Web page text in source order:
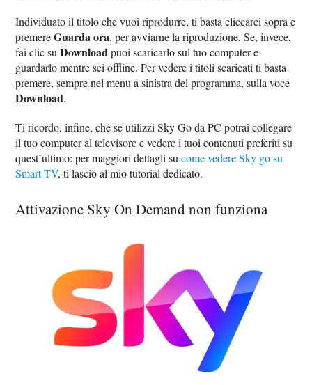
Individuato il titolo che vuoi riprodurre, ti basta cliccarci sopra e
premereGuarda ora, per avviarne la riproduzione. Se, invece,
fai clic suDownloadpuoi scaricarlo sul tuo computer e
guardarlo mentre sei offline. Per vedere i titoli scaricati ti basta
premere, sempre nel menu a sinistra del programma, sulla voce
Download.
Ti ricordo, infine, che se utilizzi Sky Go da PC potrai collegare
il tuo computer al televisore e vedere i tuoi contenuti preferiti su
quest’ultimo: per maggiori dettagli sucome vedere Sky go su
Smart TV, ti lascio al mio tutorial dedicato.
Attivazione Sky On Demand non funziona